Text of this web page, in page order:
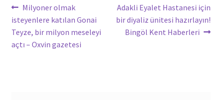
Yazı
gezinmesi
Önceki
yazı:
Milyoner olmak
isteyenlere katılan Gonai
Teyze, bir milyon meseleyi
açtı – Oxvin gazetesi
Sonraki
yazı:
Adakli Eyalet Hastanesi için
bir diyaliz ünitesi hazırlayın!
Bingöl Kent Haberleri